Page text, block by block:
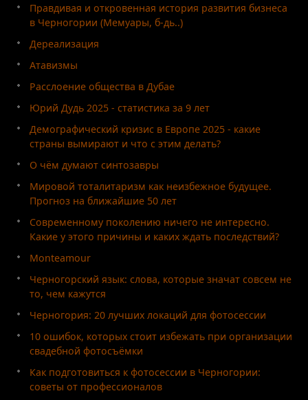
Правдивая и откровенная история развития бизнеса
в Черногории (Мемуары, б-дь..)
Дереализация
Атавизмы
Расслоение общества в Дубае
Юрий Дудь 2025 - статистика за 9 лет
Демографический кризис в Европе 2025 - какие
страны вымирают и что с этим делать?
О чём думают синтозавры
Мировой тоталитаризм как неизбежное будущее.
Прогноз на ближайшие 50 лет
Современному поколению ничего не интересно.
Какие у этого причины и каких ждать последствий?
Monteamour
Черногорский язык: слова, которые значат совсем не
то, чем кажутся
Черногория: 20 лучших локаций для фотосессии
10 ошибок, которых стоит избежать при организации
свадебной фотосъёмки
Как подготовиться к фотосессии в Черногории:
советы от профессионалов